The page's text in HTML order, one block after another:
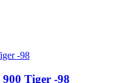
Tiger -98